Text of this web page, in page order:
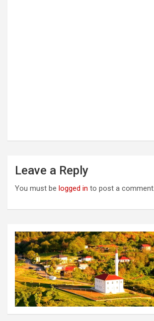
Leave a Reply
You must be logged in to post a comment.